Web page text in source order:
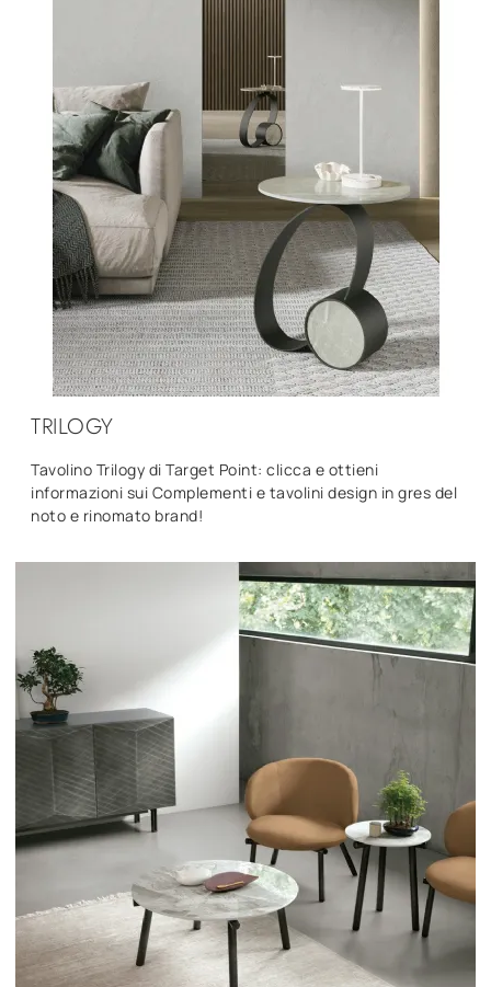
TRILOGY
Tavolino Trilogy di Target Point: clicca e ottieni
informazioni sui Complementi e tavolini design in gres del
noto e rinomato brand!